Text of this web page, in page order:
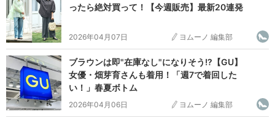
ったら絶対買って！【今週販売】最新20連発
2026年04月07日 ヨムーノ 編集部
ブラウンは即"在庫なし"になりそう!?【GU】
女優・畑芽育さんも着用！「週7で着回した
い！」春夏ボトム
2026年04月06日 ヨムーノ 編集部